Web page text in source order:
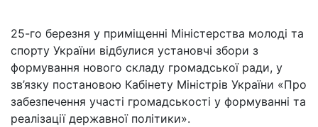
25-го березня у приміщенні Міністерства молоді та
спорту України відбулися установчі збори з
формування нового складу громадської ради, у
зв’язку постановою Кабінету Міністрів України «Про
забезпечення участі громадськості у формуванні та
реалізації державної політики».